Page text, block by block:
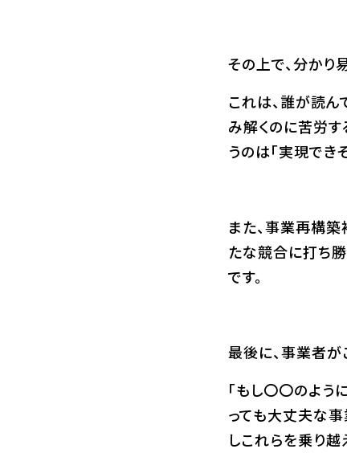
その上で、分かり
これは、誰が読ん
み解くのに苦労
うのは「実現でき
また、事業再構
たな競合に打ち
です。
最後に、事業者が
「もし〇〇のよう
っても大丈夫な
しこれらを乗り越